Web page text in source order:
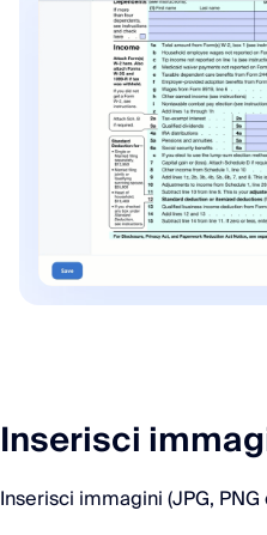
Inserisci
Inserisci immagini (JPG,